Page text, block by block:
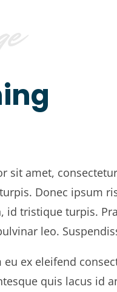
sit amet,
Donec ipsum
id tristique turpis.
leo.
eu ex eleifend
quis lacus id